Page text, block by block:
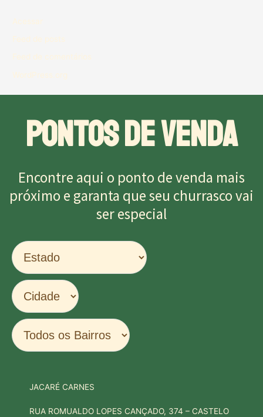
Acessar
Feed de posts
Feed de comentários
WordPress.org
PONTOS DE VENDA
Encontre aqui o ponto de venda mais
próximo e garanta que seu churrasco vai
ser especial
JACARÉ CARNES
RUA ROMUALDO LOPES CANÇADO, 374 – CASTELO